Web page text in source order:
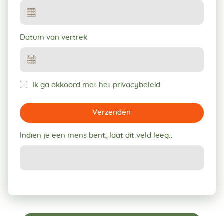
Datum van vertrek
Ik ga akkoord met het privacybeleid
Verzenden
Indien je een mens bent, laat dit veld leeg:.